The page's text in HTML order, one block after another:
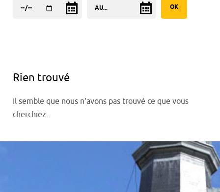
Rien trouvé
Il semble que nous n'avons pas trouvé ce que vous
cherchiez.